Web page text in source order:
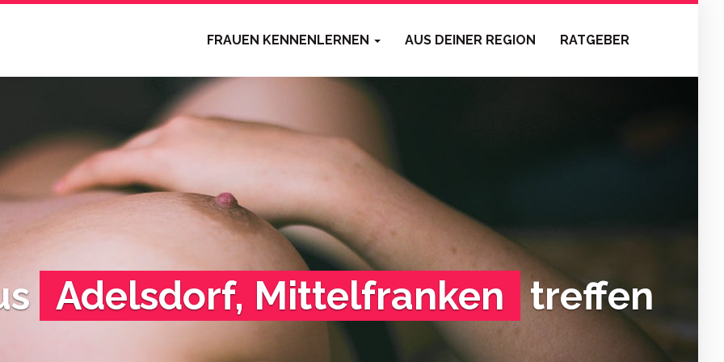
FRAUEN KENNENLERNEN AUS DEINER REGION RATGEBER
Adelsdorf, Mittelfranken treffen